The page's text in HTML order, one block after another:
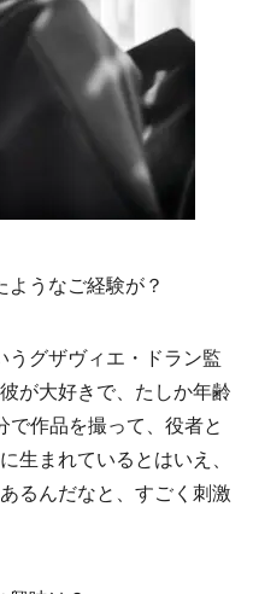
うなご経験が？
グザヴィエ・ドラン監
が大好きで、たしか年齢
作品を撮って、役者と
生まれているとはいえ、
るんだなと、すごく刺激